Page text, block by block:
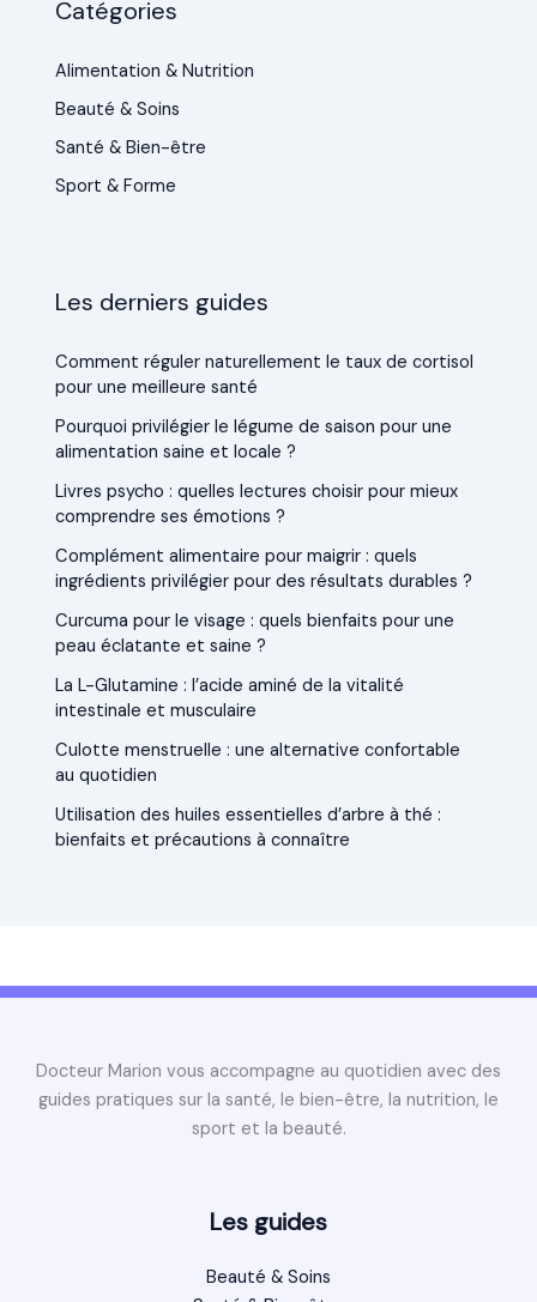
Catégories
Alimentation & Nutrition
Beauté & Soins
Santé & Bien-être
Sport & Forme
Les derniers guides
Comment réguler naturellement le taux de cortisol
pour une meilleure santé
Pourquoi privilégier le légume de saison pour une
alimentation saine et locale ?
Livres psycho : quelles lectures choisir pour mieux
comprendre ses émotions ?
Complément alimentaire pour maigrir : quels
ingrédients privilégier pour des résultats durables ?
Curcuma pour le visage : quels bienfaits pour une
peau éclatante et saine ?
La L-Glutamine : l’acide aminé de la vitalité
intestinale et musculaire
Culotte menstruelle : une alternative confortable
au quotidien
Utilisation des huiles essentielles d’arbre à thé :
bienfaits et précautions à connaître
Docteur Marion vous accompagne au quotidien avec des
guides pratiques sur la santé, le bien-être, la nutrition, le
sport et la beauté.
Les guides
Beauté & Soins